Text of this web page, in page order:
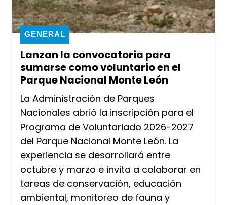
Lanzan la convocatoria para
sumarse como voluntario en el
Parque Nacional Monte León
GENERAL
La Administración de Parques
Nacionales abrió la inscripción para el
Programa de Voluntariado 2026-2027
del Parque Nacional Monte León. La
experiencia se desarrollará entre
octubre y marzo e invita a colaborar en
tareas de conservación, educación
ambiental, monitoreo de fauna y